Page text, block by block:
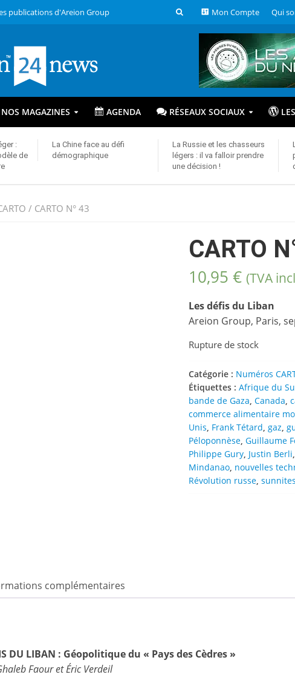
publications d'Areion Group Mon Compte Qui
NOS MAGAZINES AGENDA RÉSEAUX SOCIAUX
:
de
La Chine face au défi
démographique
La Russie et les chasseurs
légers : il va falloir prendre
une décision !
/ CARTO N° 43
CARTO
10,95€ (TVA
Les défis du Liban
Areion Group, Paris,
Rupture de stock
Catégorie : Numéros
Étiquettes :Afrique du
bande de Gaza,Canada,
commerce alimentaire
Unis, Frank Tétard,gaz,
Péloponnèse,Guillaume
Philippe Gury, Justin Berli,
Mindanao, nouvelles
Révolution russe,sunnites
complémentaires
DU LIBAN : Géopolitique du « Pays des Cèdres »
Faour et Éric Verdeil